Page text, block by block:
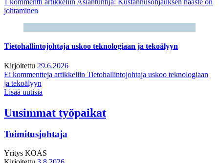
1 kommentti artikkeliin Asiantuntija: Kustannusohjauksen haaste on
johtaminen
Tietohallintojohtaja uskoo teknologiaan ja tekoälyyn
Kirjoitettu 29.6.2026
Ei kommentteja artikkeliin Tietohallintojohtaja uskoo teknologiaan
ja tekoälyyn
Lisää uutisia
Uusimmat työpaikat
Toimitusjohtaja
Yritys KOAS